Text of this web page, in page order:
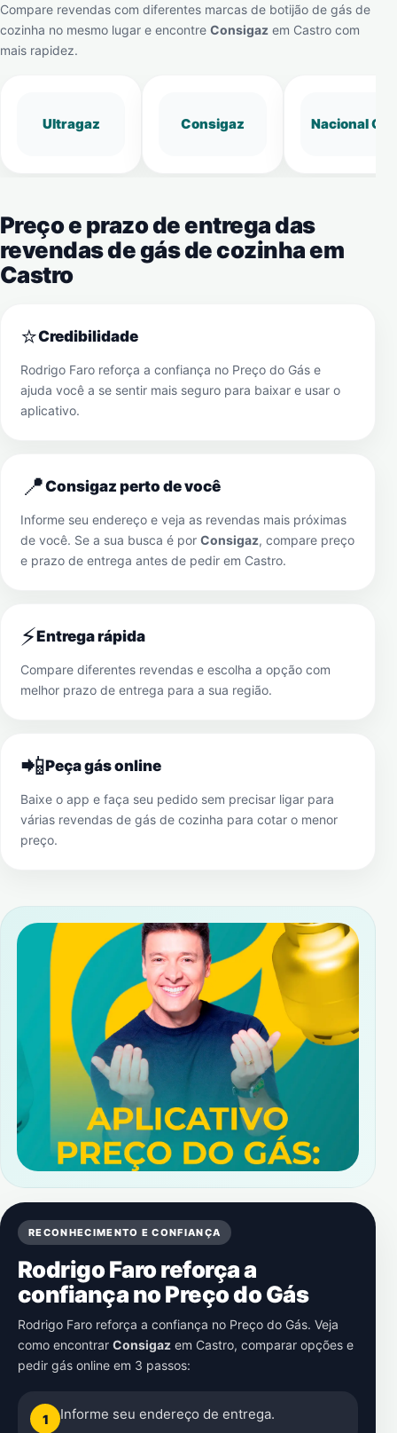
Compare revendas com diferentes marcas de botijão de gás de
cozinha no mesmo lugar e encontre Consigaz em Castro com
mais rapidez.
Ultragaz Consigaz Nacional Gás
Preço e prazo de entrega das
revendas de gás de cozinha em
Castro
⭐Credibilidade
Rodrigo Faro reforça a confiança no Preço do Gás e
ajuda você a se sentir mais seguro para baixar e usar o
aplicativo.
📍Consigaz perto de você
Informe seu endereço e veja as revendas mais próximas
de você. Se a sua busca é por Consigaz, compare preço
e prazo de entrega antes de pedir em Castro.
⚡Entrega rápida
Compare diferentes revendas e escolha a opção com
melhor prazo de entrega para a sua região.
📲Peça gás online
Baixe o app e faça seu pedido sem precisar ligar para
várias revendas de gás de cozinha para cotar o menor
preço.
RECONHECIMENTO E CONFIANÇA
Rodrigo Faro reforça a
confiança no Preço do Gás
Rodrigo Faro reforça a confiança no Preço do Gás. Veja
como encontrar Consigaz em Castro, comparar opções e
pedir gás online em 3 passos:
1 Informe seu endereço de entrega.